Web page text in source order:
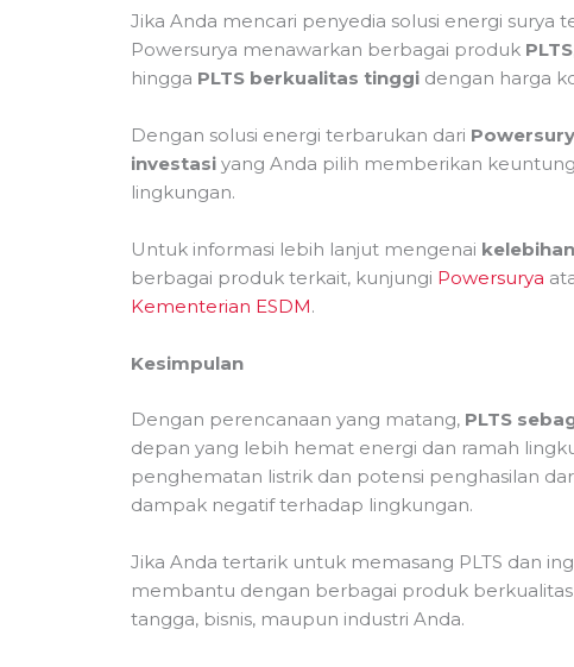
Jika Anda mencari penyedia solusi energi surya
Powersurya menawarkan berbagai produk PLTS
hingga PLTS berkualitas tinggidengan harga
Dengan solusi energi terbarukan dari
investasiyang Anda pilih memberikan
lingkungan.
Untuk informasi lebih lanjut mengenai
berbagai produk terkait, kunjungi Powersurya
Kementerian ESDM.
Kesimpulan
Dengan perencanaan yang matang, PLTS
depan yang lebih hemat energi dan ramah
penghematan listrik dan potensi penghasilan
dampak negatif terhadap lingkungan.
Jika Anda tertarik untuk memasang PLTS dan
membantu dengan berbagai produk
tangga, bisnis, maupun industri Anda.